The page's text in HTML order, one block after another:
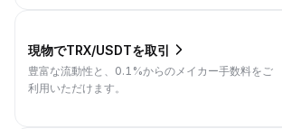
現物でTRX/USDTを取引
豊富な流動性と、0.1%からのメイカー手数料をご
利用いただけます。